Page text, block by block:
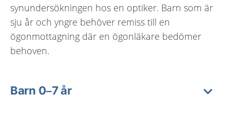
synundersökningen hos en optiker. Barn som är
sju år och yngre behöver remiss till en
ögonmottagning där en ögonläkare bedömer
behoven.
Barn 0–7 år